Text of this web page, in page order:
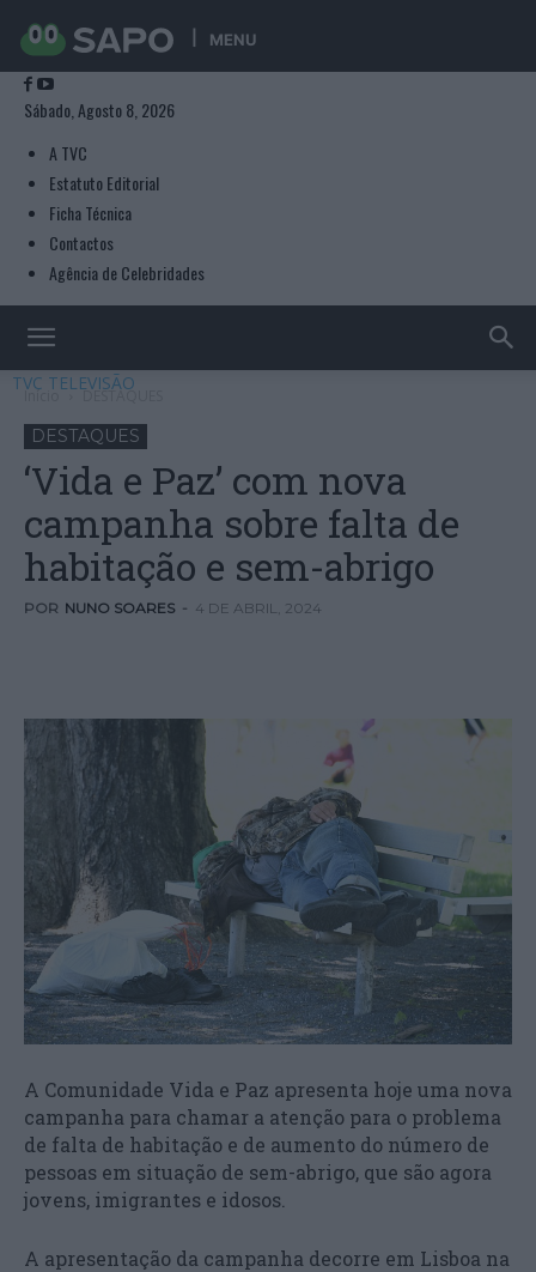
MENU
Sábado, Agosto 8, 2026
A TVC
Estatuto Editorial
Ficha Técnica
Contactos
Agência de Celebridades
TVC TELEVISÃO
Início DESTAQUES
DESTAQUES
‘Vida e Paz’ com nova
campanha sobre falta de
habitação e sem-abrigo
POR NUNO SOARES - 4 DE ABRIL, 2024
A Comunidade Vida e Paz apresenta hoje uma nova
campanha para chamar a atenção para o problema
de falta de habitação e de aumento do número de
pessoas em situação de sem-abrigo, que são agora
jovens, imigrantes e idosos.
A apresentação da campanha decorre em Lisboa na